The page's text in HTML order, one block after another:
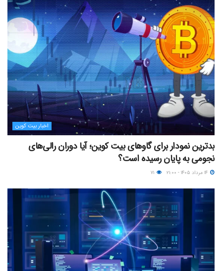
اخبار بیت کوین
بدترین نمودار برای گاوهای بیت کوین؛ آیا دوران رالی‌های
نجومی به پایان رسیده است؟